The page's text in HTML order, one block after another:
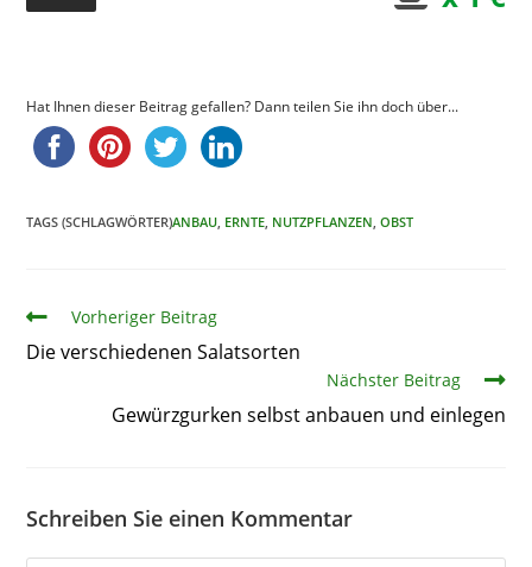
Hat Ihnen dieser Beitrag gefallen? Dann teilen Sie ihn doch über...
TAGS (SCHLAGWÖRTER)ANBAU ERNTE NUTZPFLANZEN OBST
ArtikelVorheriger Beitrag
Die verschiedenen Salatsorten
Nächster Beitrag
Gewürzgurken selbst anbauen und einlegen
Schreiben Sie einen Kommentar